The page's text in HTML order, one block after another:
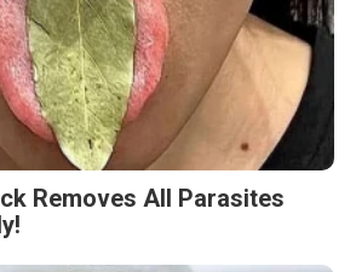
Removes All Parasites